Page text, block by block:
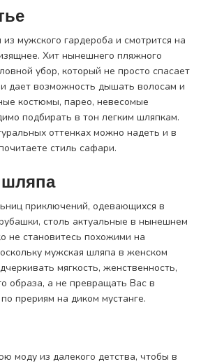
мужского гардероба и смотрится на
Хит нынешнего пляжного
убор, который не просто спасает
дает возможность дышать волосам и
костюмы, парео, невесомые
подбирать в тон легким шляпкам.
оттенках можно надеть и в
стиль сафари.
приключений, одевающихся в
столь актуальные в нынешнем
не становитесь похожими на
мужская шляпа в женском
мягкость, женственность,
образа, а не превращать Вас в
прериям на диком мустанге.
моду из далекого детства, чтобы в